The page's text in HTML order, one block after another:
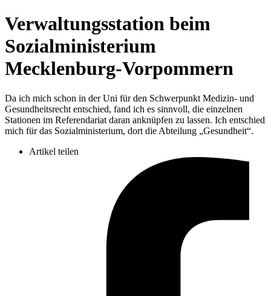
Verwaltungsstation beim
Sozialministerium
Mecklenburg-Vorpommern
Da ich mich schon in der Uni für den Schwerpunkt Medizin- und
Gesundheitsrecht entschied, fand ich es sinnvoll, die einzelnen
Stationen im Referendariat daran anknüpfen zu lassen. Ich entschied
mich für das Sozialministerium, dort die Abteilung „Gesundheit“.
Artikel teilen